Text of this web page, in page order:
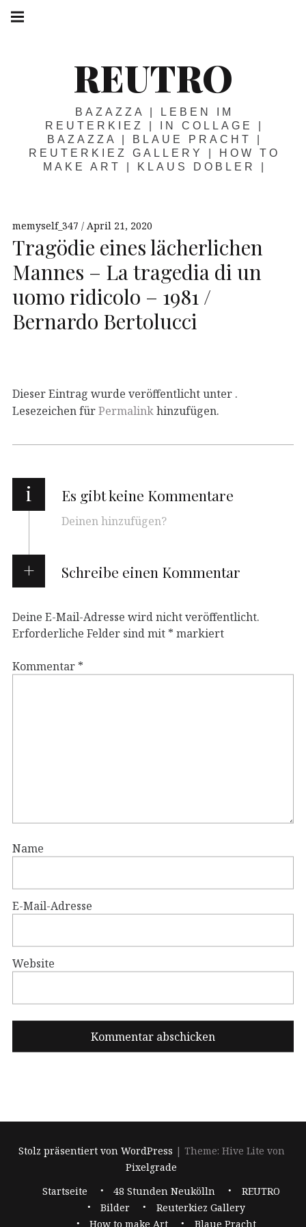
Springe
zum
REUTRO
BAZAZZA | LEBEN IM
REUTERKIEZ | IN COLLAGE |
BAZAZZA | BLAUE PRACHT |
REUTERKIEZ GALLERY | HOW TO
MAKE ART | KLAUS DOBLER |
memyself_347 April 21, 2020
Tragödie eines lächerlichen
Mannes – La tragedia di un
uomo ridicolo – 1981 /
Bernardo Bertolucci
Dieser Eintrag wurde veröffentlicht unter .
Lesezeichen fürPermalinkhinzufügen.
i Es gibt keine Kommentare
Deinen hinzufügen?
Schreibe einen Kommentar
Deine E-Mail-Adresse wird nicht veröffentlicht.
Erforderliche Felder sind mit * markiert
Kommentar *
Name
E-Mail-Adresse
Website
Stolz präsentiert von WordPress | Theme: Hive Lite von
Pixelgrade
Startseite 48 Stunden Neukölln
REUTRO
Bilder
Reuterkiez Gallery
How to make Art
Blaue Pracht